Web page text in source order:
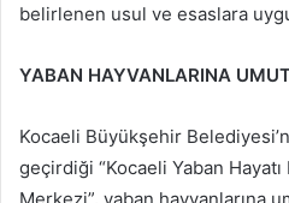
belirlenen usul ve esaslara
YABAN HAYVANLARINA
Kocaeli Büyükşehir
geçirdiği “Kocaeli Yaban